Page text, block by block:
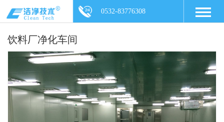
0532-83776308
饮料厂净化车间